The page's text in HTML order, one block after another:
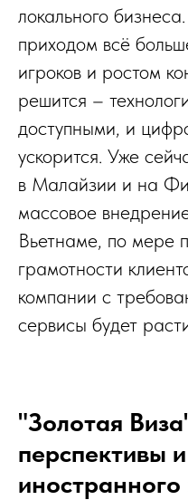
локального
приходом всё
игроков и ростом
решится –
доступными, и
ускорится. Уже
в Малайзии и на
массовое
Вьетнаме, по мере
грамотности
компании с
сервисы будет
"Золотая
перспективы
иностранного